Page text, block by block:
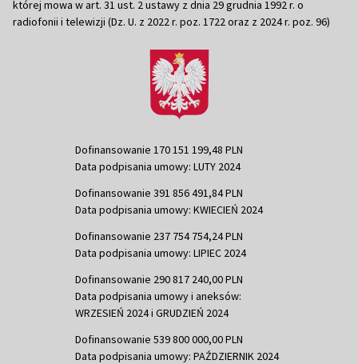
której mowa w art. 31 ust. 2 ustawy z dnia 29 grudnia 1992 r. o
radiofonii i telewizji (Dz. U. z 2022 r. poz. 1722 oraz z 2024 r. poz. 96)
Dofinansowanie 170 151 199,48 PLN
Data podpisania umowy: LUTY 2024
Dofinansowanie 391 856 491,84 PLN
Data podpisania umowy: KWIECIEŃ 2024
Dofinansowanie 237 754 754,24 PLN
Data podpisania umowy: LIPIEC 2024
Dofinansowanie 290 817 240,00 PLN
Data podpisania umowy i aneksów:
WRZESIEŃ 2024 i GRUDZIEŃ 2024
Dofinansowanie 539 800 000,00 PLN
Data podpisania umowy: PAŹDZIERNIK 2024